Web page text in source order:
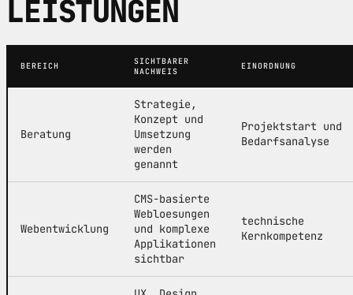
LEISTUNGEN
BEREICH
SICHTBARER
NACHWEIS
EINORDNUNG
Beratung
Strategie,
Konzept und
Umsetzung
werden
genannt
Projektstart und
Bedarfsanalyse
Webentwicklung
CMS-basierte
Webloesungen
und komplexe
Applikationen
sichtbar
technische
Kernkompetenz